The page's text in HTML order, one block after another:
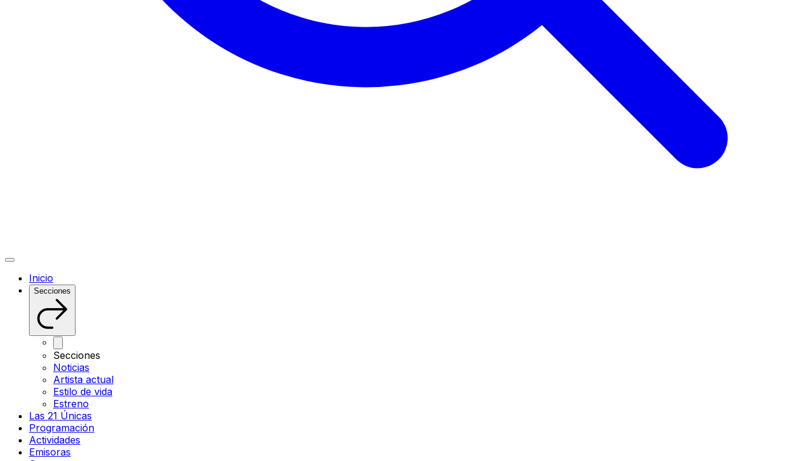
Inicio
Secciones
Secciones
Noticias
Artista actual
Estilo de vida
Estreno
Las 21 Únicas
Programación
Actividades
Emisoras